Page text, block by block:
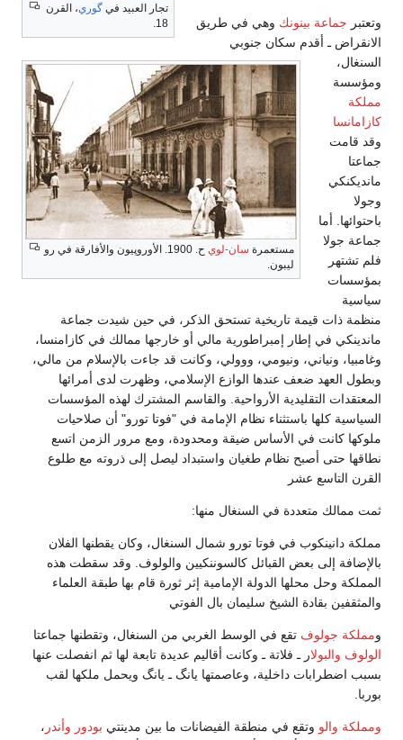
تجار العبيد في گوري، القرن
18.
مستعمرة سان-لوي
ح. 1900. الأوروپيون والأفارقة في رو
ليبون.
وتعتبر جماعة بينونك وهي في طريق
الانقراض ـ أقدم سكان جنوبي
السنغال،
ومؤسسة
مملكة
كازامانسا
وقد قامت
جماعتا
مانديكنكي
وجولا
باحتوائها. أما
جماعة جولا
فلم تشتهر
بمؤسسات
سياسية
منظمة ذات قيمة تاريخية تستحق الذكر، في حين شيدت جماعة
ماندينكي في إطار إمبراطورية مالي أو خارجها ممالك في كازامنسا،
وغامبيا، ونياني، ونيومي، ووولي، وكانت قد جاءت بالإسلام من مالي،
وبطول العهد ضعف عندها الوازع الإسلامي، وظهرت لدى أمرائها
المعتقدات التقليدية الأرواحية. والقاسم المشترك لهذه المؤسسات
السياسية كلها باستثناء نظام الإمامة في "فوتا تورو" أن صلاحيات
ملوكها كانت في الأساس ضيقة ومحدودة، ومع مرور الزمن اتسع
نطاقها حتى أصبح نظام طغيان واستبداد ليصل إلى ذروته مع طلوع
القرن التاسع عشر
ثمت ممالك متعددة في السنغال منها:
مملكة دانينكوب في فوتا تورو شمال السنغال، وكان يقطنها الفلان
بالإضافة إلى بعض القبائل كالسوننكيين والولوف. وقد سقطت هذه
المملكة وحل محلها الدولة الإمامية إثر ثورة قام بها طبقة العلماء
والمثقفين بقادة الشيخ سليمان بال الفوتي
ومملكة جولوف تقع في الوسط الغربي من السنغال، وتقطنها جماعتا
الولوف والبولار ـ فلاتة ـ وكانت أقاليم عديدة تابعة لها ثم انفصلت عنها
بسبب اضطرابات داخلية، وعاصمتها يانگ ـ يانگ ويحمل ملكها لقب
بوربا.
ومملكة والو وتقع في منطقة الفيضانات ما بين مدينتي بودور وأندر ،